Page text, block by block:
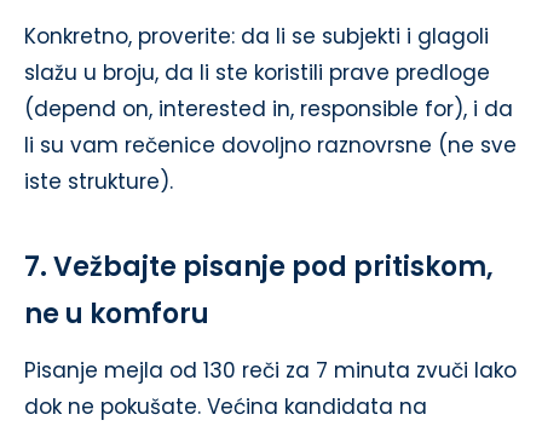
Konkretno, proverite: da li se subjekti i glagoli
slažu u broju, da li ste koristili prave predloge
(depend on, interested in, responsible for), i da
li su vam rečenice dovoljno raznovrsne (ne sve
iste strukture).
7. Vežbajte pisanje pod pritiskom,
ne u komforu
Pisanje mejla od 130 reči za 7 minuta zvuči lako
dok ne pokušate. Većina kandidata na